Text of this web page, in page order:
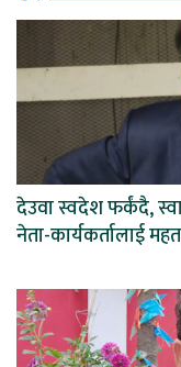
देउवा स्वदेश फर्कंदै,
नेता-कार्यकर्तालाई